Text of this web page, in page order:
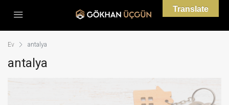
Ev antalya
antalya
Translate